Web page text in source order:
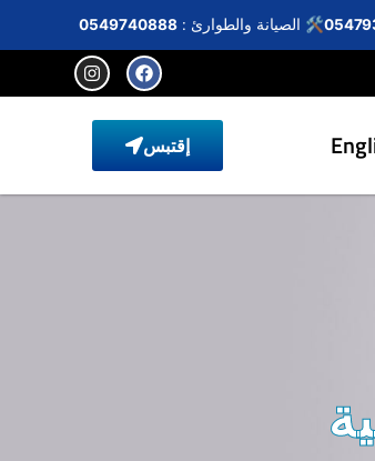
🛠️ الصيانة والطوارئ : 0549740888
إقتبس